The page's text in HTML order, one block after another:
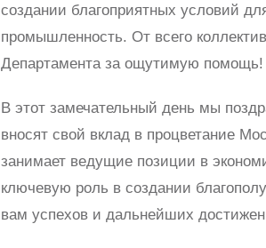
создании благоприятных условий
промышленность. От всего
Департамента за ощутимую помощь!
В этот замечательный день мы
вносят свой вклад в процветание
занимает ведущие позиции в
ключевую роль в создании
вам успехов и дальнейших